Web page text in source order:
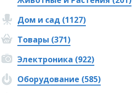
Дом и сад (1127)
Товары (371)
Электроника (922)
Оборудование (585)